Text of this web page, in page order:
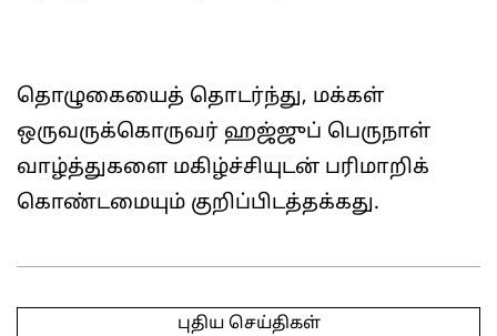
தொழுகையைத் தொடர்ந்து, மக்கள்
ஒருவருக்கொருவர் ஹஜ்ஜுப் பெருநாள்
வாழ்த்துகளை மகிழ்ச்சியுடன் பரிமாறிக்
கொண்டமையும் குறிப்பிடத்தக்கது.
05-
புதிய செய்திகள்